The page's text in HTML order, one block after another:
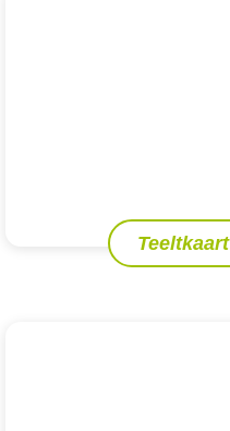
Teeltkaart